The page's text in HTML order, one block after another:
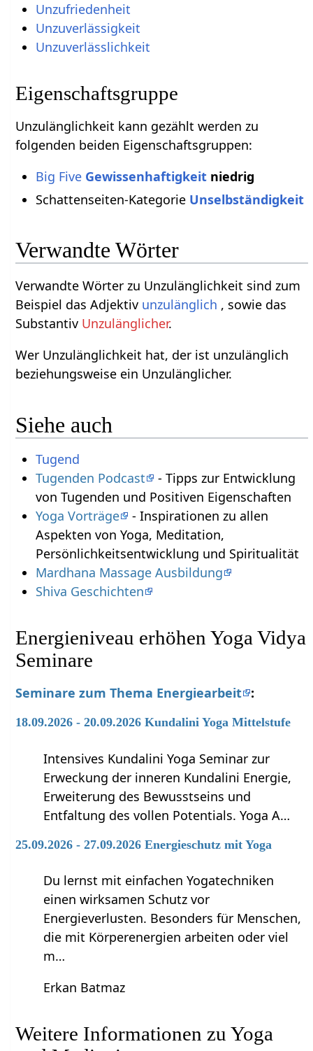
Unzufriedenheit
Unzuverlässigkeit
Unzuverlässlichkeit
Eigenschaftsgruppe
Unzulänglichkeit kann gezählt werden zu
folgenden beiden Eigenschaftsgruppen:
Big Five Gewissenhaftigkeitniedrig
Schattenseiten-Kategorie Unselbständigkeit
Verwandte Wörter
Verwandte Wörter zu Unzulänglichkeit sind zum
Beispiel das Adjektiv unzulänglich , sowie das
Substantiv Unzulänglicher.
Wer Unzulänglichkeit hat, der ist unzulänglich
beziehungsweise ein Unzulänglicher.
Siehe auch
Tugend
Tugenden Podcast
- Tipps zur Entwicklung
von Tugenden und Positiven Eigenschaften
Yoga Vorträge
- Inspirationen zu allen
Aspekten von Yoga, Meditation,
Persönlichkeitsentwicklung und Spiritualität
Mardhana Massage Ausbildung
Shiva Geschichten
Energieniveau erhöhen Yoga Vidya
Seminare
Seminare zum Thema Energiearbeit :
18.09.2026 - 20.09.2026 Kundalini Yoga Mittelstufe
Intensives Kundalini Yoga Seminar zur
Erweckung der inneren Kundalini Energie,
Erweiterung des Bewusstseins und
Entfaltung des vollen Potentials. Yoga A…
25.09.2026 - 27.09.2026 Energieschutz mit Yoga
Du lernst mit einfachen Yogatechniken
einen wirksamen Schutz vor
Energieverlusten. Besonders für Menschen,
die mit Körperenergien arbeiten oder viel
m…
Erkan Batmaz
Weitere Informationen zu Yoga